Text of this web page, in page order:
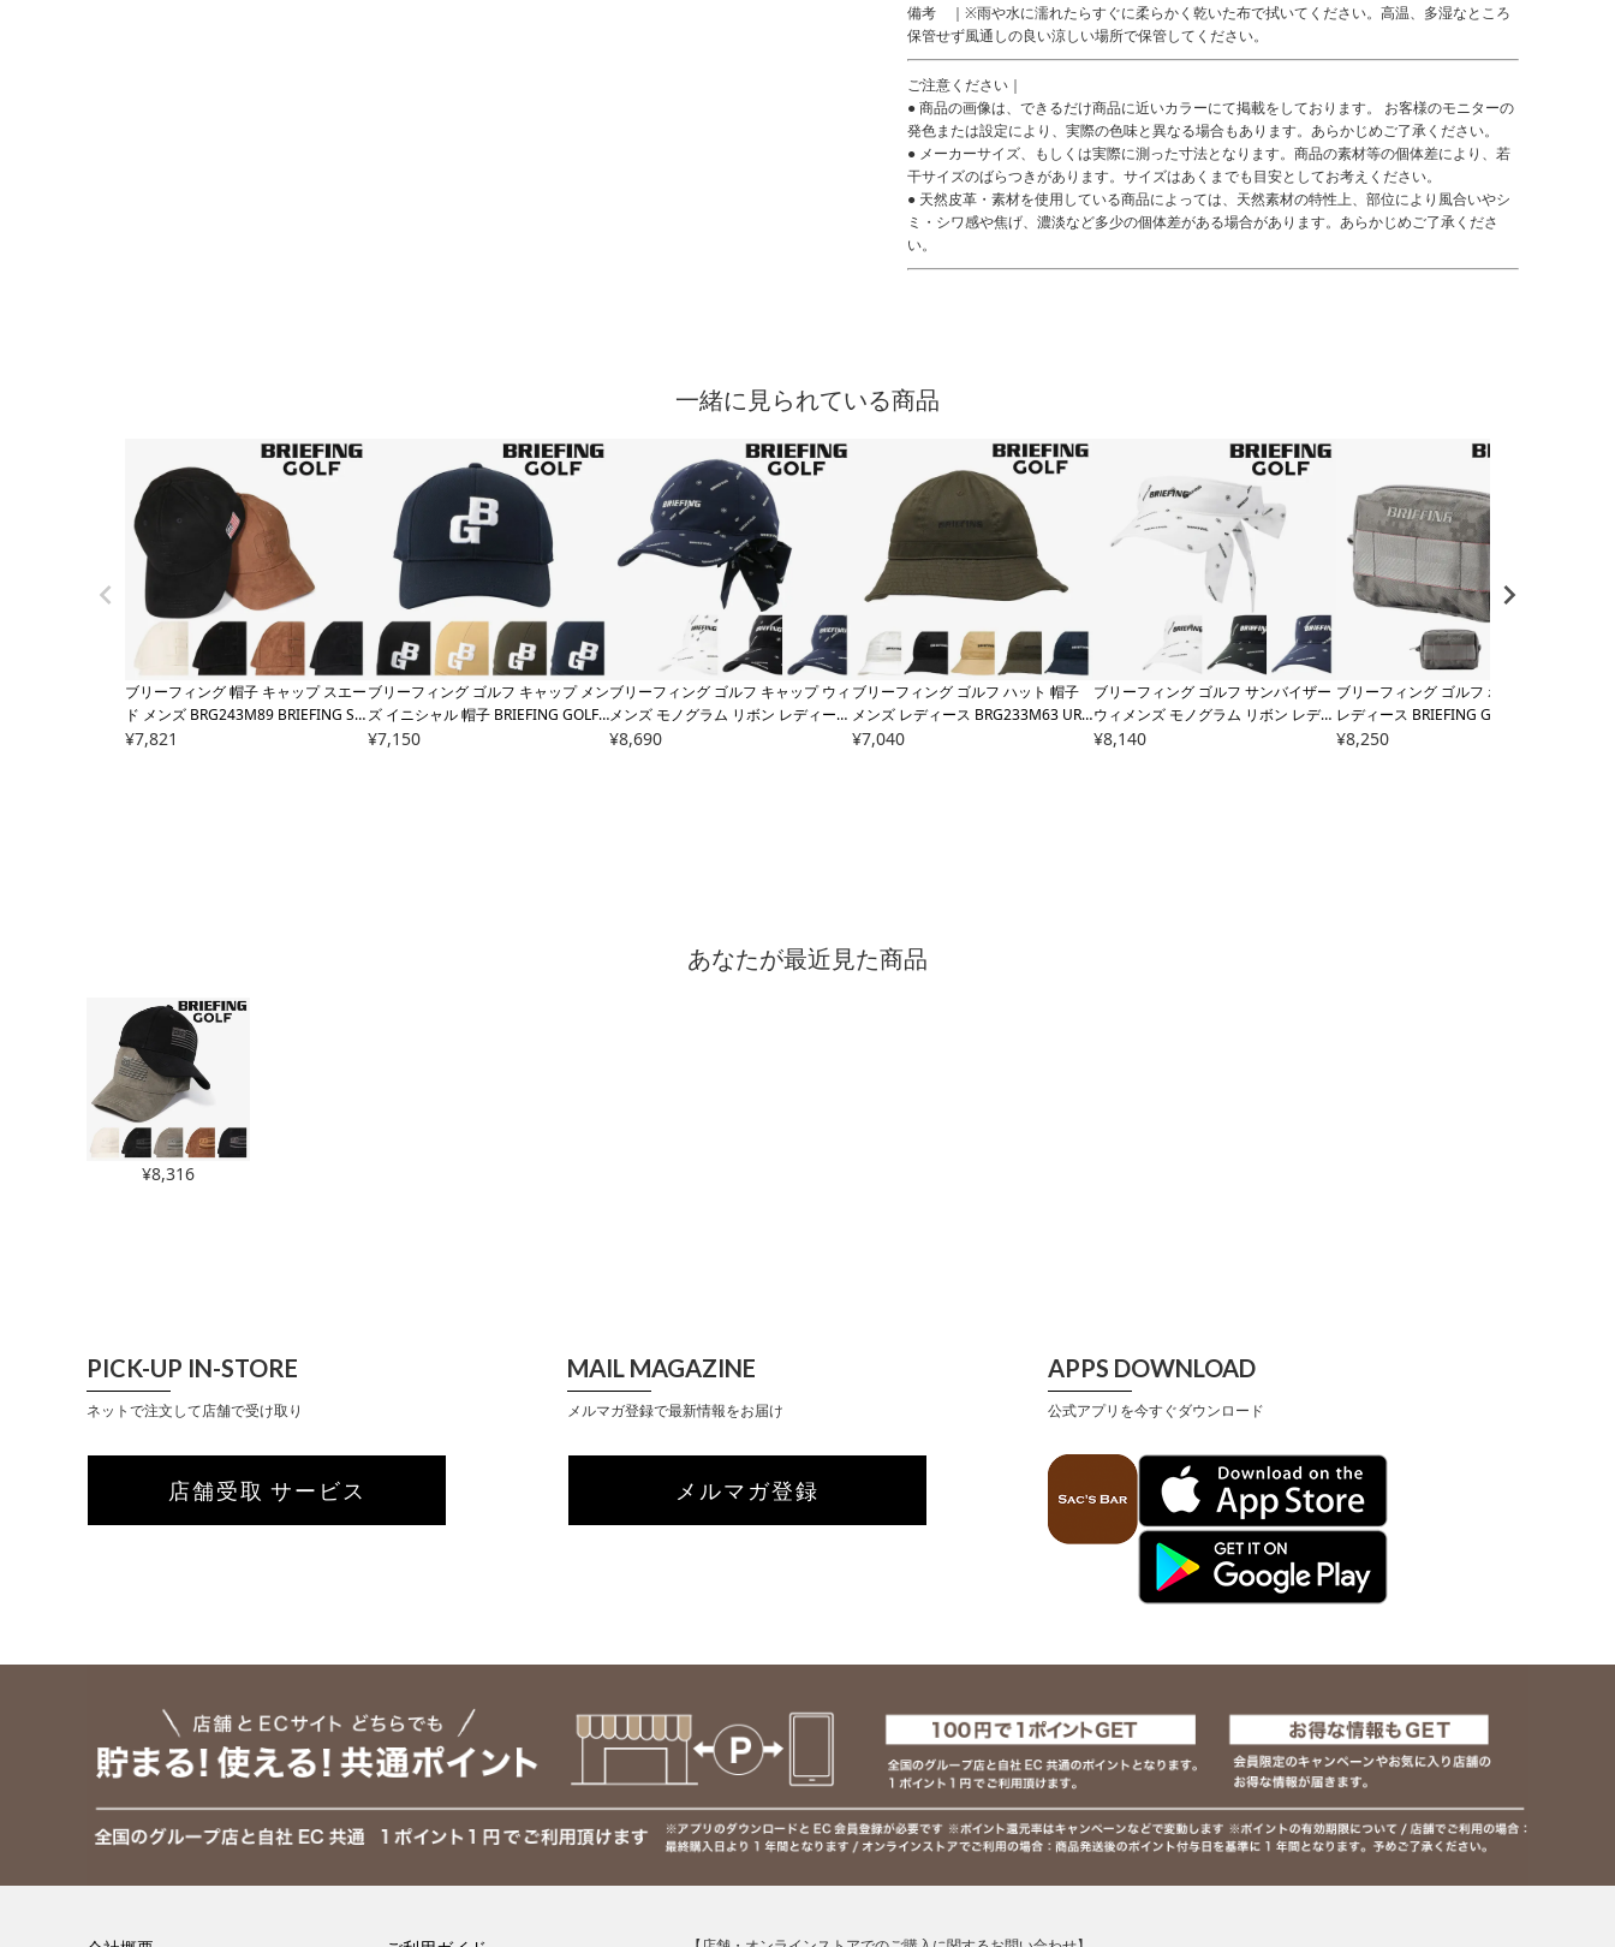
備考 ｜※雨や水に濡れたらすぐに柔らかく乾いた布で拭いてください。高温、多湿なところ
保管せず風通しの良い涼しい場所で保管してください。
ご注意ください｜
● 商品の画像は、できるだけ商品に近いカラーにて掲載をしております。 お客様のモニターの
発色または設定により、実際の色味と異なる場合もあります。あらかじめご了承ください。
● メーカーサイズ、もしくは実際に測った寸法となります。商品の素材等の個体差により、若
干サイズのばらつきがあります。サイズはあくまでも目安としてお考えください。
● 天然皮革・素材を使用している商品によっては、天然素材の特性上、部位により風合いやシ
ミ・シワ感や焦げ、濃淡など多少の個体差がある場合があります。あらかじめご了承くださ
い。
一緒に見られている商品
ブリーフィング 帽子 キャップ スエー
ド メンズ BRG243M89 BRIEFING SU
EDE INITIAL CAP スウェード サイズ
¥7,821
ブリーフィング ゴルフ キャップ メン
ズ イニシャル 帽子 BRIEFING GOLF
BRG253MA4 MEN'S BG INITIAL CA
¥7,150
ブリーフィング ゴルフ キャップ ウィ
メンズ モノグラム リボン レディース
BRG241W68
¥8,690
ブリーフィング ゴルフ ハット 帽子
メンズ レディース BRG233M63 URB
AN COLLECTION BRIEFING ボールハ
¥7,040
ブリーフィング ゴルフ サンバイザー
ウィメンズ モノグラム リボン レディ
ース BRG241W69
¥8,140
ブリーフィング ゴルフ ポーチ メンズ
レディース BRIEFING GOLF BRG261
G42 MK POUCH M DIGITAL CAMO J
¥8,250
あなたが最近見た商品
¥8,316
PICK-UP IN-STORE
ネットで注文して店舗で受け取り
店舗受取 サービス
MAIL MAGAZINE
メルマガ登録で最新情報をお届け
メルマガ登録
APPS DOWNLOAD
公式アプリを今すぐダウンロード